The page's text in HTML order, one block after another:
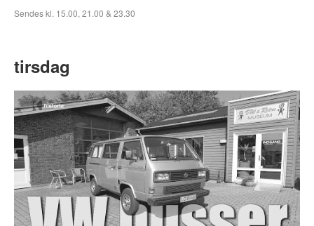
Sendes kl. 15.00, 21.00 & 23.30
tirsdag